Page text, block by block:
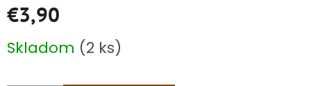
€3,90
cena:
Skladom (2 ks)